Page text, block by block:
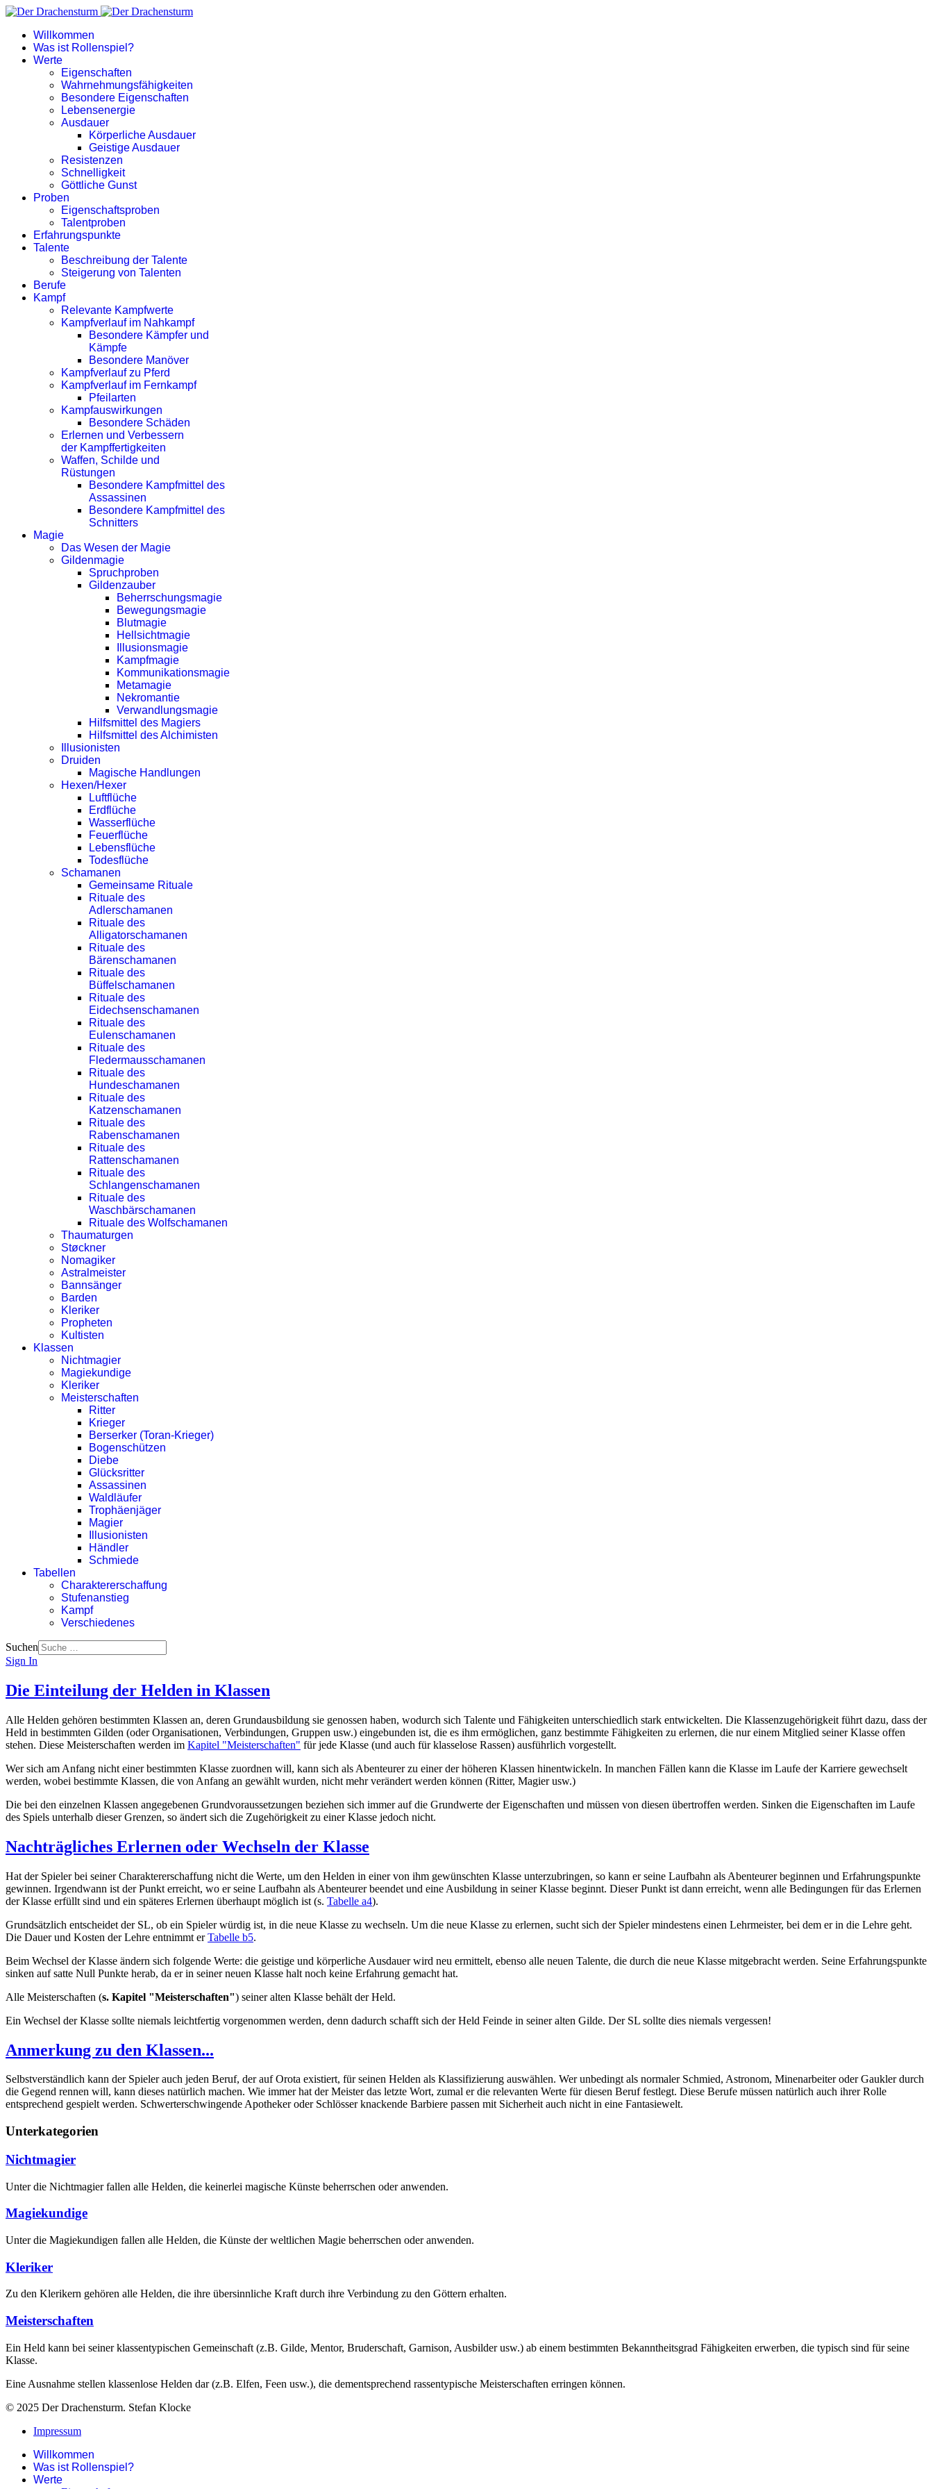
Willkommen
Was ist Rollenspiel?
Werte
Eigenschaften
Wahrnehmungsfähigkeiten
Besondere Eigenschaften
Lebensenergie
Ausdauer
Körperliche Ausdauer
Geistige Ausdauer
Resistenzen
Schnelligkeit
Göttliche Gunst
Proben
Eigenschaftsproben
Talentproben
Erfahrungspunkte
Talente
Beschreibung der Talente
Steigerung von Talenten
Berufe
Kampf
Relevante Kampfwerte
Kampfverlauf im Nahkampf
Besondere Kämpfer und
Kämpfe
Besondere Manöver
Kampfverlauf zu Pferd
Kampfverlauf im Fernkampf
Pfeilarten
Kampfauswirkungen
Besondere Schäden
Erlernen und Verbessern
der Kampffertigkeiten
Waffen, Schilde und
Rüstungen
Besondere Kampfmittel des
Assassinen
Besondere Kampfmittel des
Schnitters
Magie
Das Wesen der Magie
Gildenmagie
Spruchproben
Gildenzauber
Beherrschungsmagie
Bewegungsmagie
Blutmagie
Hellsichtmagie
Illusionsmagie
Kampfmagie
Kommunikationsmagie
Metamagie
Nekromantie
Verwandlungsmagie
Hilfsmittel des Magiers
Hilfsmittel des Alchimisten
Illusionisten
Druiden
Magische Handlungen
Hexen/Hexer
Luftflüche
Erdflüche
Wasserflüche
Feuerflüche
Lebensflüche
Todesflüche
Schamanen
Gemeinsame Rituale
Rituale des
Adlerschamanen
Rituale des
Alligatorschamanen
Rituale des
Bärenschamanen
Rituale des
Büffelschamanen
Rituale des
Eidechsenschamanen
Rituale des
Eulenschamanen
Rituale des
Fledermausschamanen
Rituale des
Hundeschamanen
Rituale des
Katzenschamanen
Rituale des
Rabenschamanen
Rituale des
Rattenschamanen
Rituale des
Schlangenschamanen
Rituale des
Waschbärschamanen
Rituale des Wolfschamanen
Thaumaturgen
Støckner
Nomagiker
Astralmeister
Bannsänger
Barden
Kleriker
Propheten
Kultisten
Klassen
Nichtmagier
Magiekundige
Kleriker
Meisterschaften
Ritter
Krieger
Berserker (Toran-Krieger)
Bogenschützen
Diebe
Glücksritter
Assassinen
Waldläufer
Trophäenjäger
Magier
Illusionisten
Händler
Schmiede
Tabellen
Charaktererschaffung
Stufenanstieg
Kampf
Verschiedenes
Suchen
Sign In
Die Einteilung der Helden in Klassen
Alle Helden gehören bestimmten Klassen an, deren Grundausbildung sie genossen haben, wodurch sich Talente und Fähigkeiten unterschiedlich stark entwickelten. Die Klassenzugehörigkeit führt dazu, dass der
Held in bestimmten Gilden (oder Or­ga­ni­sa­tio­nen, Verbindungen, Gruppen usw.) eingebunden ist, die es ihm ermöglichen, ganz bestimmte Fähigkeiten zu erlernen, die nur einem Mitglied seiner Klasse offen
stehen. Diese Meisterschaften werden im Kapitel "Meisterschaften" für jede Klasse (und auch für klasselose Rassen) ausführlich vorgestellt.
Wer sich am Anfang nicht einer bestimmten Klasse zuordnen will, kann sich als Abenteurer zu einer der höheren Klassen hinentwickeln. In manchen Fällen kann die Klasse im Laufe der Karriere gewechselt
werden, wobei bestimmte Klassen, die von Anfang an gewählt wurden, nicht mehr verändert werden können (Ritter, Magier usw.)
Die bei den einzelnen Klassen angegebenen Grundvoraussetzungen beziehen sich immer auf die Grundwerte der Eigenschaften und müssen von diesen übertroffen werden. Sinken die Eigenschaften im Laufe
des Spiels unterhalb dieser Grenzen, so ändert sich die Zugehörigkeit zu einer Klasse jedoch nicht.
Nachträgliches Erlernen oder Wechseln der Klasse
Hat der Spieler bei seiner Charaktererschaffung nicht die Werte, um den Helden in einer von ihm gewünschten Klasse unterzubringen, so kann er seine Laufbahn als Abenteurer beginnen und Erfahrungspunkte
gewinnen. Irgendwann ist der Punkt erreicht, wo er seine Laufbahn als Abenteurer beendet und eine Ausbildung in seiner Klasse beginnt. Dieser Punkt ist dann erreicht, wenn alle Bedingungen für das Erlernen
der Klasse erfüllt sind und ein späteres Erlernen überhaupt möglich ist (s. Tabelle a4).
Grundsätzlich entscheidet der SL, ob ein Spieler würdig ist, in die neue Klasse zu wechseln. Um die neue Klasse zu erlernen, sucht sich der Spieler mindestens einen Lehrmeister, bei dem er in die Lehre geht.
Die Dauer und Kosten der Lehre entnimmt erTabelle b5.
Beim Wechsel der Klasse ändern sich folgende Werte: die geistige und körperliche Ausdauer wird neu ermittelt, ebenso alle neuen Talente, die durch die neue Klasse mitgebracht werden. Seine Erfahrungspunkte
sinken auf satte Null Punkte herab, da er in seiner neuen Klasse halt noch keine Erfahrung gemacht hat.
Alle Meisterschaften (s. Kapitel "Meisterschaften") seiner alten Klasse behält der Held.
Ein Wechsel der Klasse sollte niemals leichtfertig vorgenommen werden, denn dadurch schafft sich der Held Feinde in seiner alten Gilde. Der SL sollte dies niemals vergessen!
Anmerkung zu den Klassen...
Selbstverständlich kann der Spieler auch jeden Beruf, der auf Orota existiert, für seinen Helden als Klassifizierung auswählen. Wer unbedingt als normaler Schmied, Astronom, Minenarbeiter oder Gaukler durch
die Gegend rennen will, kann dieses natürlich machen. Wie immer hat der Meister das letzte Wort, zumal er die relevanten Werte für diesen Beruf festlegt. Diese Berufe müssen natürlich auch ihrer Rolle
entsprechend gespielt werden. Schwerterschwingende Apotheker oder Schlösser knackende Barbiere passen mit Sicherheit auch nicht in eine Fantasiewelt.
Unterkategorien
Nichtmagier
Unter die Nichtmagier fallen alle Helden, die keinerlei magische Künste beherrschen oder anwenden.
Magiekundige
Unter die Magiekundigen fallen alle Helden, die Künste der weltlichen Magie beherrschen oder anwenden.
Kleriker
Zu den Klerikern gehören alle Helden, die ihre übersinnliche Kraft durch ihre Verbindung zu den Göttern erhalten.
Meisterschaften
Ein Held kann bei seiner klassentypischen Gemeinschaft (z.B. Gilde, Mentor, Bruderschaft, Garnison, Ausbilder usw.) ab einem bestimmten Bekanntheitsgrad Fähigkeiten erwerben, die typisch sind für seine
Klasse.
Eine Ausnahme stellen klassenlose Helden dar (z.B. Elfen, Feen usw.), die dementsprechend rassentypische Meisterschaften erringen können.
© 2025 Der Drachensturm. Stefan Klocke
Impressum
Willkommen
Was ist Rollenspiel?
Werte